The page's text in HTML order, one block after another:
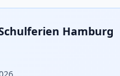
Hamburg